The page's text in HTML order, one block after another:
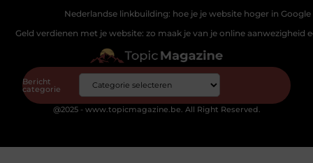
Nederlandse linkbuilding: hoe je je website hoger in
Geld verdienen met je website: zo maak je van je online aanwezigheid
Bericht
categorie
@2025 - www.topicmagazine.be. All Right Reserved.